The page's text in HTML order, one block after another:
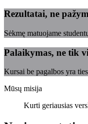
Rezultatai, ne
Sėkmę matuojame
Palaikymas, ne tik
Kursai be pagalbos yra
Mūsų misija
Kurti geriausias